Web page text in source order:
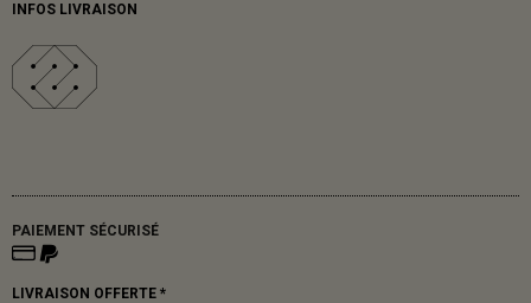
INFOS LIVRAISON
PAIEMENT SÉCURISÉ
LIVRAISON OFFERTE *